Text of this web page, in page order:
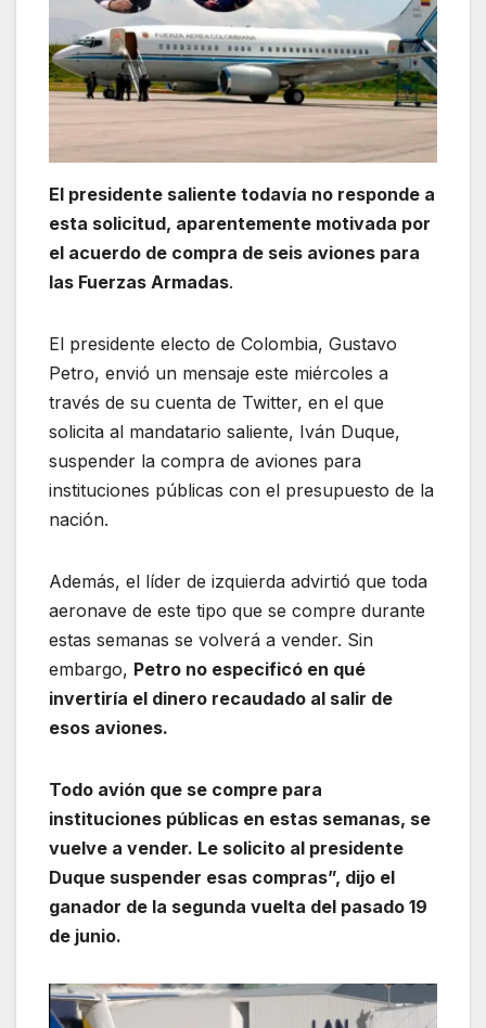
El presidente saliente todavía no responde a
esta solicitud, aparentemente motivada por
el acuerdo de compra de seis aviones para
las Fuerzas Armadas.
El presidente electo de Colombia, Gustavo
Petro, envió un mensaje este miércoles a
través de su cuenta de Twitter, en el que
solicita al mandatario saliente, Iván Duque,
suspender la compra de aviones para
instituciones públicas con el presupuesto de la
nación.
Además, el líder de izquierda advirtió que toda
aeronave de este tipo que se compre durante
estas semanas se volverá a vender. Sin
embargo, Petro no especificó en qué
invertiría el dinero recaudado al salir de
esos aviones.
Todo avión que se compre para
instituciones públicas en estas semanas, se
vuelve a vender. Le solicito al presidente
Duque suspender esas compras”, dijo el
ganador de la segunda vuelta del pasado 19
de junio.